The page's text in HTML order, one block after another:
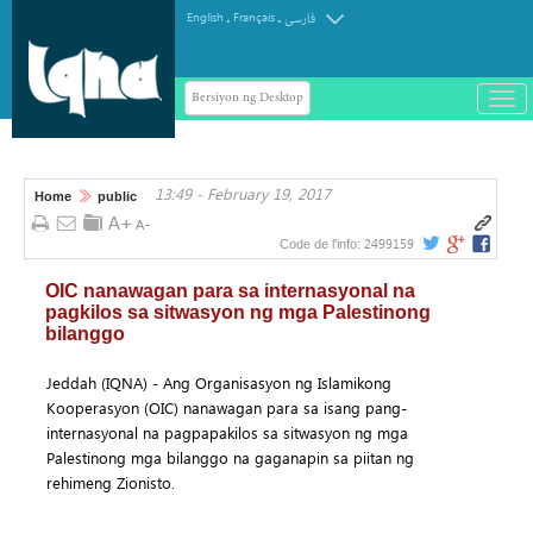
English . Français.فارسی
Bersiyon ng Desktop
باز
و
Home public 13:49 - February 19, 2017
Code de l'info: 2499159
OIC nanawagan para sa internasyonal na
pagkilos sa sitwasyon ng mga Palestinong
bilanggo
Jeddah (IQNA) - Ang Organisasyon ng Islamikong
Kooperasyon (OIC) nanawagan para sa isang pang-
internasyonal na pagpapakilos sa sitwasyon ng mga
Palestinong mga bilanggo na gaganapin sa piitan ng
rehimeng Zionisto.